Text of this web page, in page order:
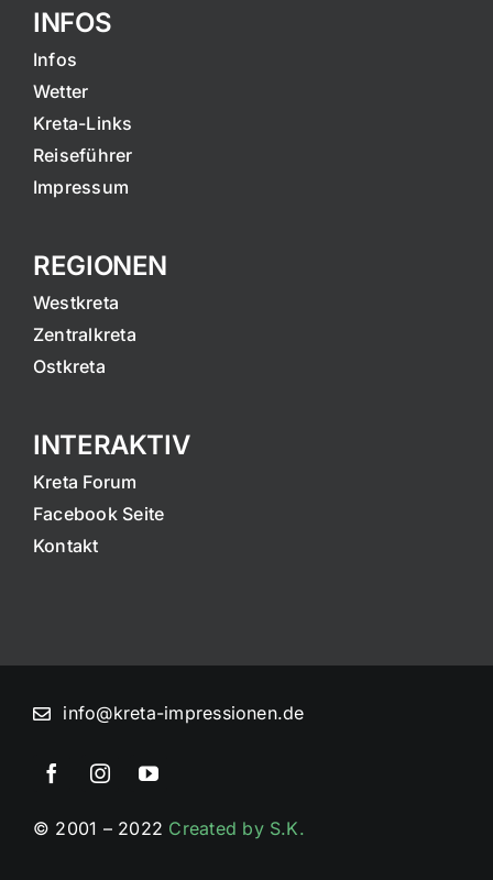
INFOS
Infos
Wetter
Kreta-Links
Reiseführer
Impressum
REGIONEN
Westkreta
Zentralkreta
Ostkreta
INTERAKTIV
Kreta Forum
Facebook Seite
Kontakt
info@kreta-impressionen.de
© 2001 – 2022 Created by S.K.